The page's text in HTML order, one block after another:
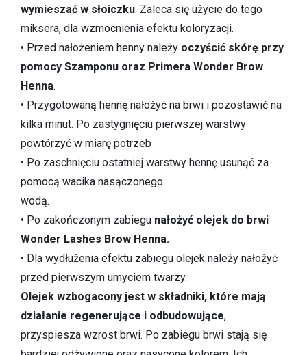
wymieszać w słoiczku. Zaleca się użycie do tego
miksera, dla wzmocnienia efektu koloryzacji.
• Przed nałożeniem henny należy oczyścić skórę przy
pomocy Szamponu oraz Primera Wonder Brow
Henna.
• Przygotowaną hennę nałożyć na brwi i pozostawić na
kilka minut. Po zastygnięciu pierwszej warstwy
powtórzyć w miarę potrzeb
• Po zaschnięciu ostatniej warstwy hennę usunąć za
pomocą wacika nasączonego
wodą.
• Po zakończonym zabiegu nałożyć olejek do brwi
Wonder Lashes Brow Henna.
• Dla wydłużenia efektu zabiegu olejek należy nałożyć
przed pierwszym umyciem twarzy.
Olejek wzbogacony jest w składniki, które mają
działanie regenerujące i odbudowujące,
przyspiesza wzrost brwi. Po zabiegu brwi stają się